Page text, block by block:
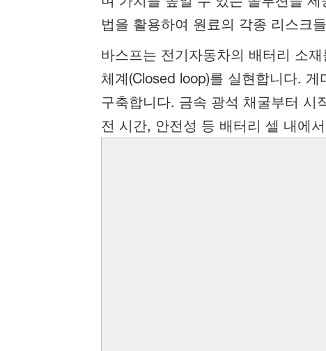
법을 활용하여 원료의 각종 리스크
바스프는 전기자동차의 배터리 소
체계(Closed loop)를 실현합니다.
구축합니다. 금속 광석 채굴부터 시
전 시간, 안전성 등 배터리 셀 내에